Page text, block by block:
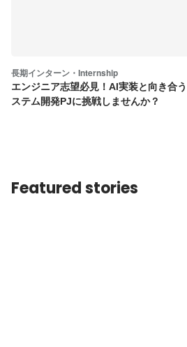
長期インターン・Internship
エンジニア志望必見！AI実装と向き合
ステム開発PJに挑戦しませんか？
Featured stories